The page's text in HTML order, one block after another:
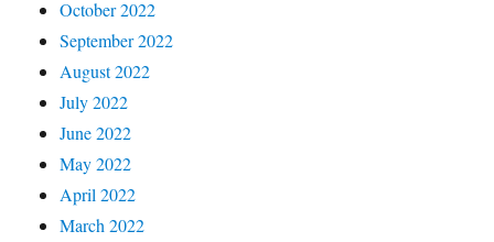
October 2022
September 2022
August 2022
July 2022
June 2022
May 2022
April 2022
March 2022